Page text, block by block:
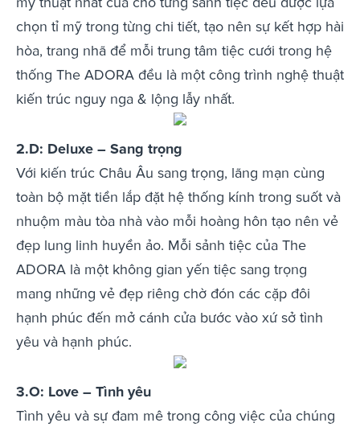
chọn tỉ mỹ trong từng chi tiết, tạo nên sự kết hợp hài
hòa, trang nhã để mỗi trung tâm tiệc cưới trong hệ
thống The ADORA đều là một công trình nghệ thuật
kiến trúc nguy nga & lộng lẫy nhất.
2.D: Deluxe – Sang trọng
Với kiến trúc Châu Âu sang trọng, lãng mạn cùng
toàn bộ mặt tiền lắp đặt hệ thống kính trong suốt và
nhuộm màu tòa nhà vào mỗi hoàng hôn tạo nên vẻ
đẹp lung linh huyền ảo. Mỗi sảnh tiệc của The
ADORA là một không gian yến tiệc sang trọng
mang những vẻ đẹp riêng chờ đón các cặp đôi
hạnh phúc đến mở cánh cửa bước vào xứ sở tình
yêu và hạnh phúc.
3.O: Love – Tình yêu
Tình yêu và sự đam mê trong công việc của chúng